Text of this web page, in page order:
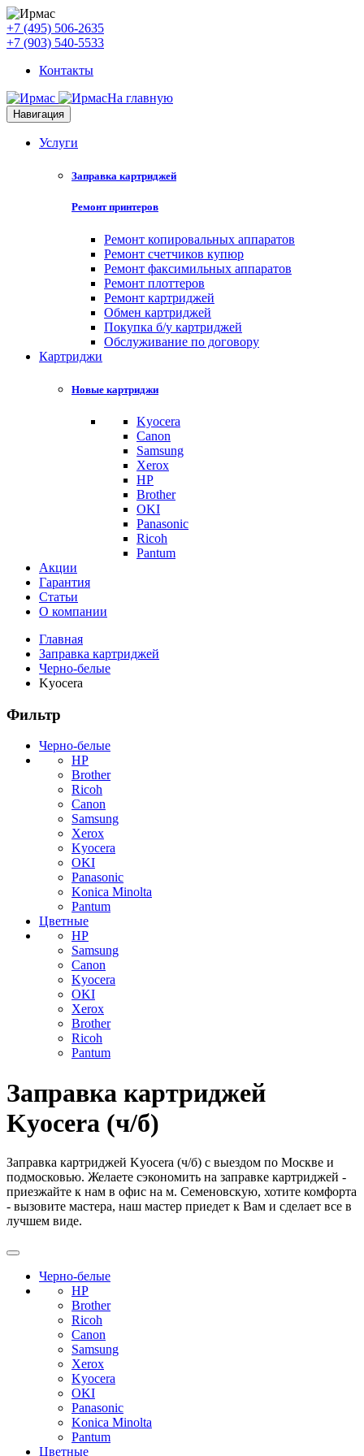
+7 (495) 506-2635
+7 (903) 540-5533
Контакты
На главную
Навигация
Услуги
Заправка картриджей
Ремонт принтеров
Ремонт копировальных аппаратов
Ремонт счетчиков купюр
Ремонт факсимильных аппаратов
Ремонт плоттеров
Ремонт картриджей
Обмен картриджей
Покупка б/у картриджей
Обслуживание по договору
Картриджи
Новые картриджи
Kyocera
Canon
Samsung
Xerox
HP
Brother
OKI
Panasonic
Ricoh
Pantum
Акции
Гарантия
Статьи
О компании
Главная
Заправка картриджей
Черно-белые
Kyocera
Фильтр
Черно-белые
HP
Brother
Ricoh
Canon
Samsung
Xerox
Kyocera
OKI
Panasonic
Konica Minolta
Pantum
Цветные
HP
Samsung
Canon
Kyocera
OKI
Xerox
Brother
Ricoh
Pantum
Заправка картриджей
Kyocera (ч/б)
Заправка картриджей Kyocera (ч/б) с выездом по Москве и
подмосковью. Желаете сэкономить на заправке картриджей -
приезжайте к нам в офис на м. Семеновскую, хотите комфорта
- вызовите мастера, наш мастер приедет к Вам и сделает все в
лучшем виде.
Черно-белые
HP
Brother
Ricoh
Canon
Samsung
Xerox
Kyocera
OKI
Panasonic
Konica Minolta
Pantum
Цветные